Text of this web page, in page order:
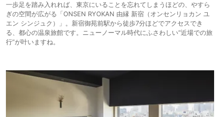
一歩足を踏み入れれば、東京にいることを忘れてしまうほどの、やすら
ぎの空間が広がる「ONSEN RYOKAN 由縁 新宿（オンセンリョカン ユ
エン シンジュク）」。新宿御苑前駅から徒歩7分ほどでアクセスでき
る、都心の温泉旅館です。ニューノーマル時代にふさわしい“近場での旅
行”が叶いますね。